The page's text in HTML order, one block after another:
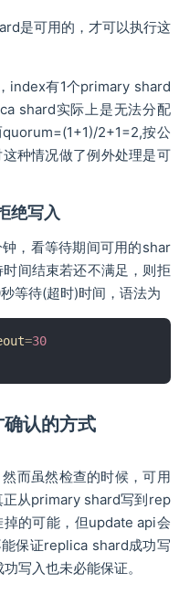
是可用的，才可以执行这
index有1个primary shard
shard实际上是无法分配
2+1=2,按公
种情况做了例外处理是可
绝写入
，看等待期间可用的shar
间结束若还不满足，则拒
等待(超时)时间，语法为
=30
认的方式
而虽然检查的时候，可用
从primary shard写到rep
的可能，但update api会
保证replica shard成功写
写入也未必能保证。